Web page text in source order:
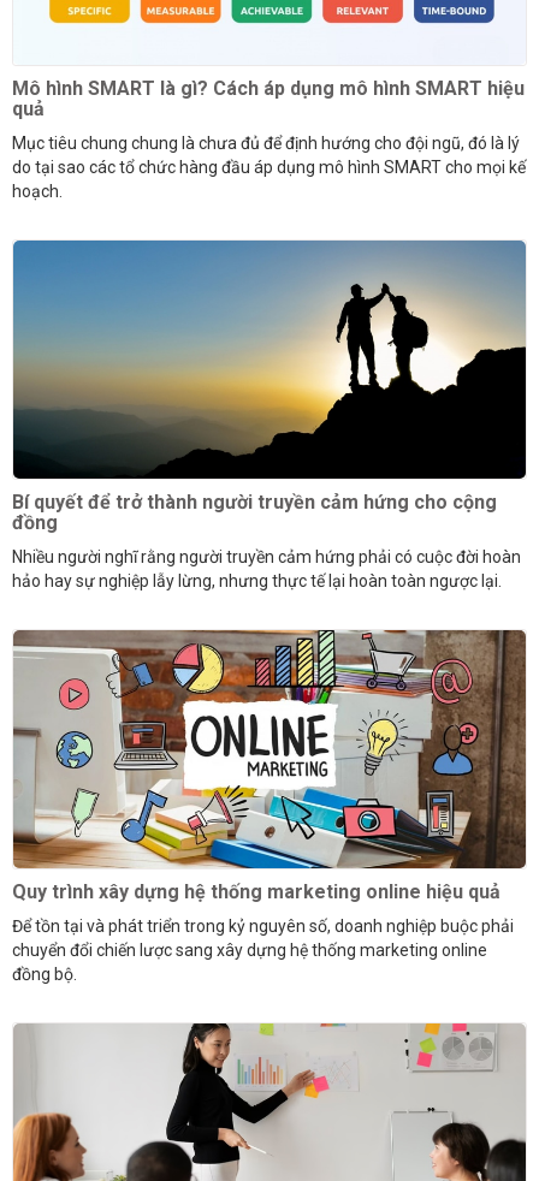
Mô hình SMART là gì? Cách áp dụng mô hình SMART hiệu
quả
Mục tiêu chung chung là chưa đủ để định hướng cho đội ngũ, đó là lý
do tại sao các tổ chức hàng đầu áp dụng mô hình SMART cho mọi kế
hoạch.
Bí quyết để trở thành người truyền cảm hứng cho cộng
đồng
Nhiều người nghĩ rằng người truyền cảm hứng phải có cuộc đời hoàn
hảo hay sự nghiệp lẫy lừng, nhưng thực tế lại hoàn toàn ngược lại.
Quy trình xây dựng hệ thống marketing online hiệu quả
Để tồn tại và phát triển trong kỷ nguyên số, doanh nghiệp buộc phải
chuyển đổi chiến lược sang xây dựng hệ thống marketing online
đồng bộ.